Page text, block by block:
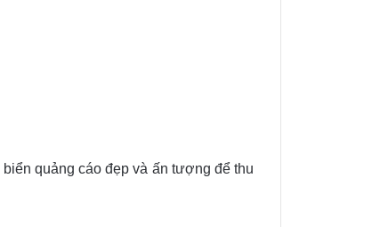
quảng cáo đẹp và ấn tượng để thu